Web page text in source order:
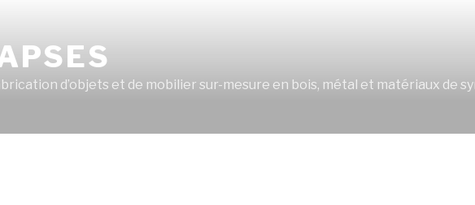
d’objets et de mobilier sur-mesure en bois, métal et matériaux de